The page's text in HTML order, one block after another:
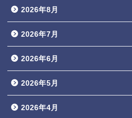
2026年8月
2026年7月
2026年6月
2026年5月
2026年4月